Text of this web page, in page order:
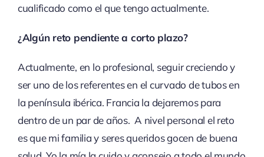
cualificado como el que tengo actualmente.
¿Algún reto pendiente a corto plazo?
Actualmente, en lo profesional, seguir creciendo y
ser uno de los referentes en el curvado de tubos en
la península ibérica. Francia la dejaremos para
dentro de un par de años. A nivel personal el reto
es que mi familia y seres queridos gocen de buena